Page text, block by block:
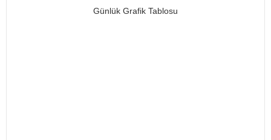
Günlük Grafik Tablosu